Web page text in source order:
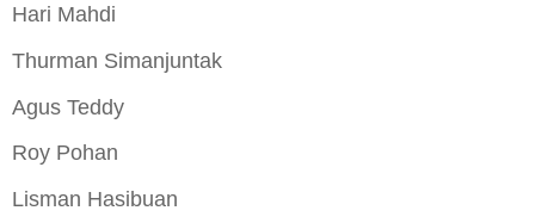
Hari Mahdi
Thurman Simanjuntak
Agus Teddy
Roy Pohan
Lisman Hasibuan